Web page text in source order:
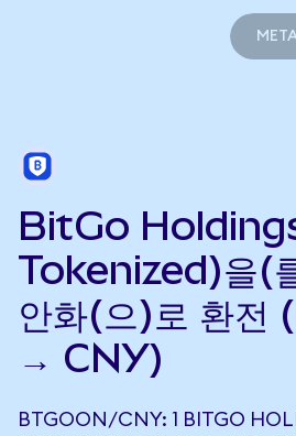
BitGo
Tokenized)을(
안화(으)로 환
→ CNY)
BTGOON/CNY: 1 BITGO